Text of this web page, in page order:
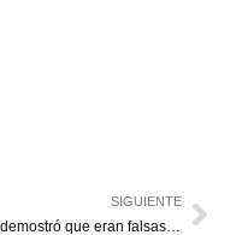
SIGUIENTE
“Se demostró que eran falsas acusaciones en mi contra”